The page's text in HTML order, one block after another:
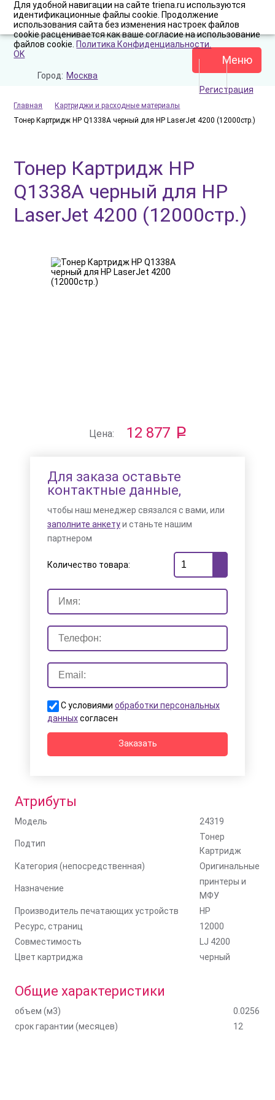
Для удобной навигации на сайте triena.ru используются
идентификационные файлы cookie. Продолжение
использования сайта без изменения настроек файлов
cookie расценивается как ваше согласие на использование
файлов cookie. Политика Конфиденциальности.
OK
Город: Москва
Регистрация
Меню
Главная
Картриджи и расходные материалы
Тонер Картридж HP Q1338A черный для HP LaserJet 4200 (12000стр.)
Тонер Картридж HP
Q1338A черный для HP
LaserJet 4200 (12000стр.)
Цена: 12 877
Для заказа оставьте
контактные данные,
чтобы наш менеджер связался с вами, или
заполните анкетуи станьте нашим
партнером
Количество товара:
С условиями обработки персональных
данныхсогласен
Заказать
Атрибуты
Модель 24319
Подтип
Тонер
Картридж
Категория (непосредственная)
Оригинальные
Назначение
принтеры и
МФУ
Производитель печатающих устройств
HP
Ресурс, страниц
12000
Совместимость
LJ 4200
Цвет картриджа
черный
Общие характеристики
объем (м3)
0.0256
срок гарантии (месяцев)
12